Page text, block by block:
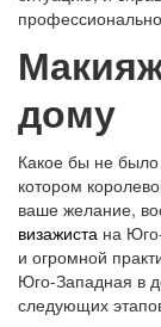
дому
Какое бы не
котором
ваше желание,
визажиста на
и огромной
Юго-Западная в
следующих